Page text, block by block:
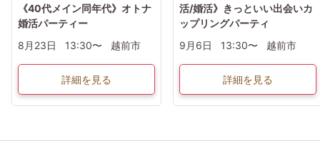
《40代メイン同年代》オトナ
婚活パーティー
8月23日
13:30〜 越前市
詳細を見る
活/婚活》きっといい出会いカ
ップリングパーティ
9月6日
13:30〜 越前市
詳細を見る